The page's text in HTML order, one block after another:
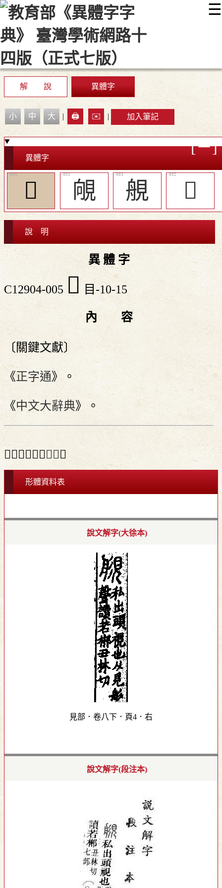
☰
::: 最新消息 常見問題 編輯說明
顯示模式
網站導覽
解 說 異體字
小 中 大 | 🖨️ ✉️ | 加入筆記
異體字
𥉎 䚁 䚀 𧡆
說 明
異 體 字
C12904-005 𥉎 目-10-15
內 容
〔關鍵文獻〕
《正字通》。
《中文大辭典》。
＃「𥉎」另兼正字。
形體資料表
說文解字(大徐本)
見部．卷八下．頁4．右
說文解字(段注本)